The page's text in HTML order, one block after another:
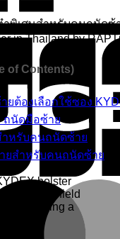
พิเศษสำหรับคนถนัดซ้า
in Thailand by
of Contents)
ต้องเลือกใช้ซอง
ถนัดมือซ้าย
หรับคนถนัดซ้าย
ยสำหรับคนถนัดซ้าย